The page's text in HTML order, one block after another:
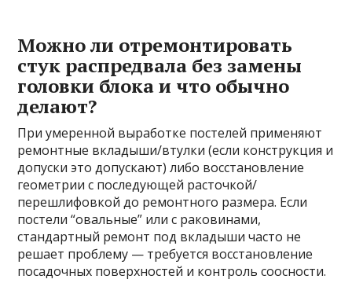
Можно ли отремонтировать
стук распредвала без замены
головки блока и что обычно
делают?
При умеренной выработке постелей применяют
ремонтные вкладыши/втулки (если конструкция и
допуски это допускают) либо восстановление
геометрии с последующей расточкой/
перешлифовкой до ремонтного размера. Если
постели “овальные” или с раковинами,
стандартный ремонт под вкладыши часто не
решает проблему — требуется восстановление
посадочных поверхностей и контроль соосности.